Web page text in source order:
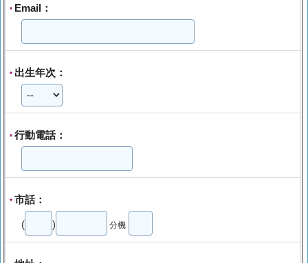
* Email：
* 出生年次：
* 行動電話：
* 市話：
( ) 分機